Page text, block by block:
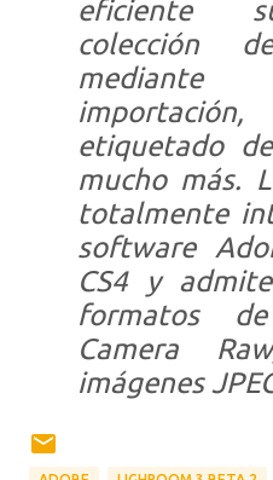
eficiente
colección
etiquetado
mucho más.
totalmente
software
CS4 y
formatos
Camera
imágenes